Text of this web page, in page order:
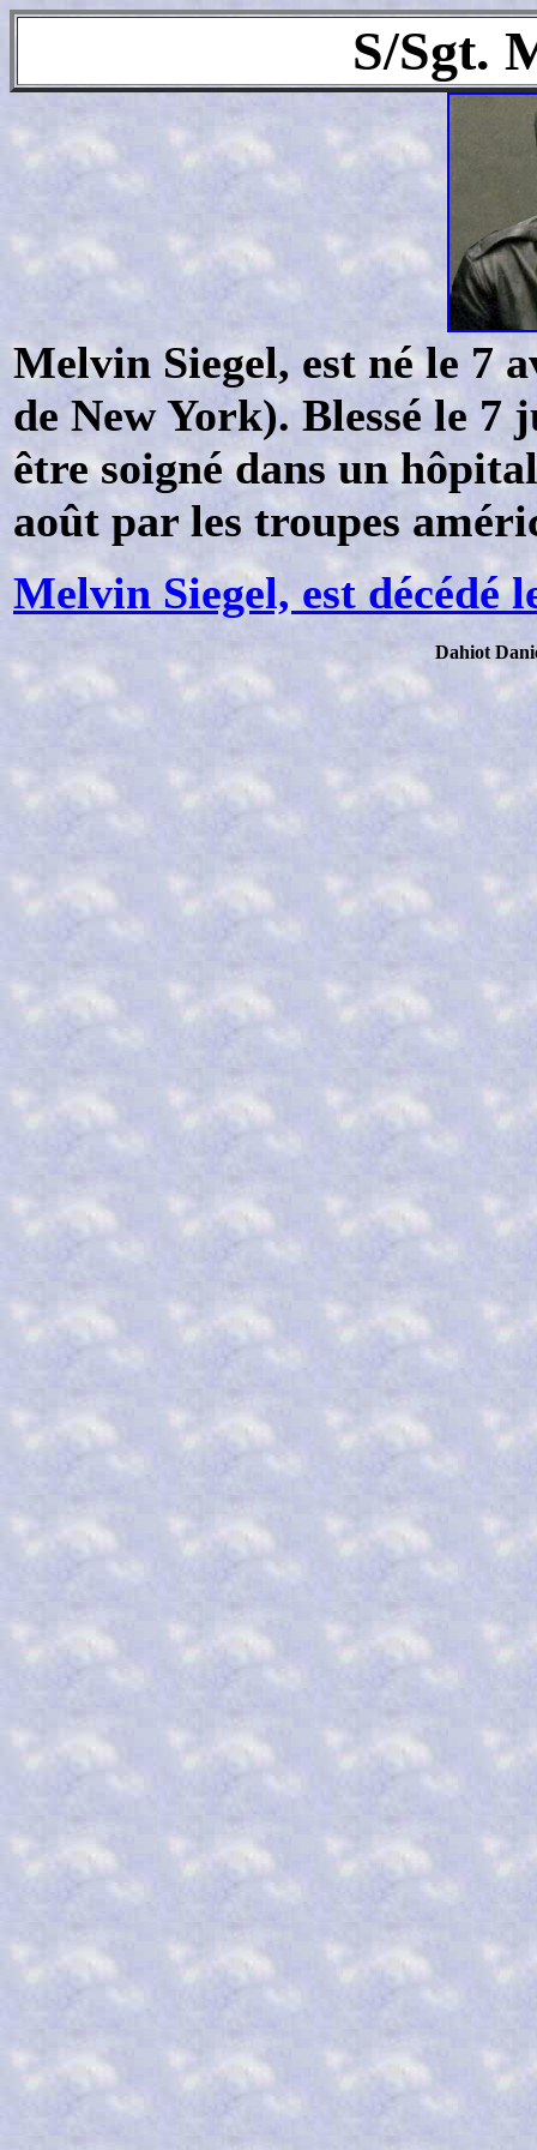
S/Sgt.
Melvin Siegel, est né le 7
de New York). Blessé le
être soigné dans un
août par les troupes
Melvin Siegel, est décédé
Dahiot